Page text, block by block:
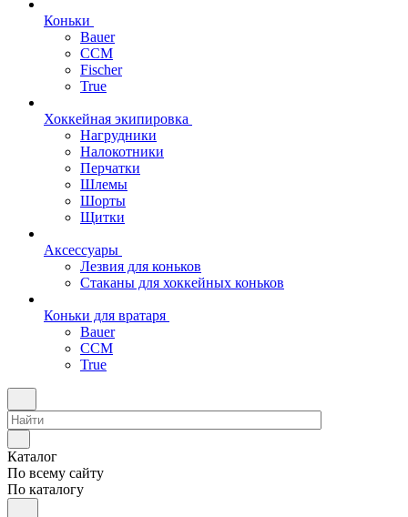
Коньки
Bauer
CCM
Fischer
True
Хоккейная экипировка
Нагрудники
Налокотники
Перчатки
Шлемы
Шорты
Щитки
Аксессуары
Лезвия для коньков
Стаканы для хоккейных коньков
Коньки для вратаря
Bauer
CCM
True
Каталог
По всему сайту
По каталогу